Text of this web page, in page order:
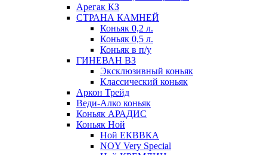
Арегак КЗ
СТРАНА КАМНЕЙ
Коньяк 0,2 л.
Коньяк 0,5 л.
Коньяк в п/у
ГИНЕВАН ВЗ
Эксклюзивный коньяк
Классический коньяк
Аркон Трейд
Веди-Алко коньяк
Коньяк АРАДИС
Коньяк Ной
Ной ЕКВВКА
NOY Very Special